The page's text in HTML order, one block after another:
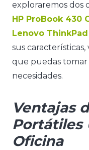
exploraremos dos
HP ProBook 430
Lenovo ThinkPad
sus características,
que puedas
necesidades.
Ventajas
Portátiles
Oficina